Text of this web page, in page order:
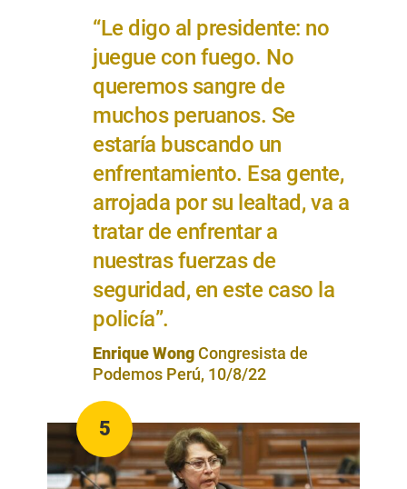
“Le digo al presidente: no
juegue con fuego. No
queremos sangre de
muchos peruanos. Se
estaría buscando un
enfrentamiento. Esa gente,
arrojada por su lealtad, va a
tratar de enfrentar a
nuestras fuerzas de
seguridad, en este caso la
policía”.
Enrique WongCongresista de
Podemos Perú, 10/8/22
5